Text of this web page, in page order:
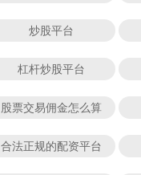
炒股平台
杠杆炒股平台
股票交易佣金怎么算
合法正规的配资平台